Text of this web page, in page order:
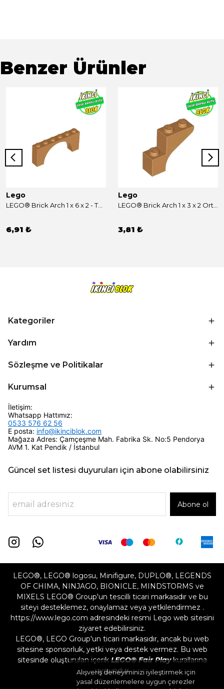
Alışveriş deneyiminizi iyileştirmek için
yasal düzenlemelere uygun çerezler
Benzer Ürünler
Lego
LEGO® Brick Arch 1 x 6 x 2 - Thin Top without Reinforced Underside [New Version] Orta Nugat Sıfır
6,91 ₺
Lego
3,81 ₺
Kategoriler
Yardım
Sözleşme ve Politikalar
Kurumsal
İletişim:
Whatsapp Hattımız:
0533 576 62 56
E posta: info@ikinciblok.com
Mağaza Adres: Çamçeşme Mah. Fabrika Sk. No:5 Pendorya
AVM 1. Kat Pendik / İstanbul
Güncel set listesi duyuruları için abone olabilirsiniz
Abone ol
LEGO®, LEGO® logosu, Minifigure, DUPLO®, LEGENDS
OF CHIMA, NINJAGO, BIONICLE, MINDSTORMS ve
MIXELS LEGO® Group'un tescilli ticari markasıdır ve bu
siteyi desteklemez, onaylamaz veya yetkilendirmez .
https://www.lego.com adresindeki resmi Lego web sitesini
ziyaret edebilirsiniz.
LEGO®, LEGO Group'un ticari markasıdır, ancak bu web
sitesine sponsorluk, yetki veya destek vermez. Bu web
sitesinde oluşturulan içerik LEGO® Fair Playkurallarına
uygundur